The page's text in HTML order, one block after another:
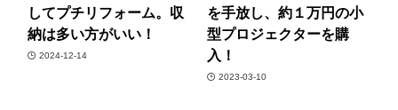
してプチリフォーム。収
納は多い方がいい！
2024-12-14
を手放し、約１万円の小
型プロジェクターを購
入！
2023-03-10